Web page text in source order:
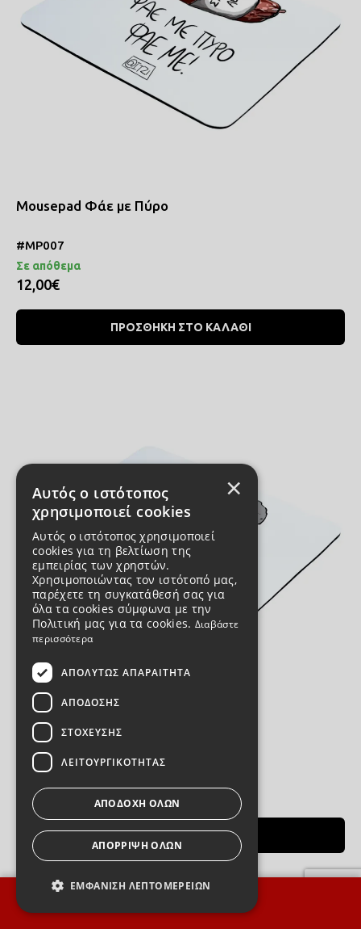
Mousepad Φάε με Πύρο
#MP007
Σε απόθεμα
12,00€
ΠΡΟΣΘΗΚΗ ΣΤΟ ΚΑΛΑΘΙ
Mousepad Είσαι μια Λέρα
#MP008
Σε απόθεμα
12,00€
ΠΡΟΣΘΗΚΗ ΣΤΟ ΚΑΛΑΘΙ
×
Αυτός ο ιστότοπος
χρησιμοποιεί cookies
Αυτός ο ιστότοπος χρησιμοποιεί
cookies για τη βελτίωση της
εμπειρίας των χρηστών.
Χρησιμοποιώντας τον ιστότοπό μας,
παρέχετε τη συγκατάθεσή σας για
όλα τα cookies σύμφωνα με την
Πολιτική μας για τα cookies. Διαβάστε
περισσότερα
ΑΠΟΛΎΤΩΣ ΑΠΑΡΑΊΤΗΤΑ
ΑΠΌΔΟΣΗΣ
ΣΤΌΧΕΥΣΗΣ
ΛΕΙΤΟΥΡΓΙΚΌΤΗΤΑΣ
ΑΠΟΔΟΧΉ ΌΛΩΝ
ΑΠΌΡΡΙΨΗ ΌΛΩΝ
ΕΜΦΆΝΙΣΗ ΛΕΠΤΟΜΕΡΕΙΏΝ